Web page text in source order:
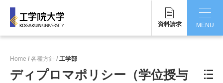
資料請求
MENU
Home 各種方針 工学部
ディプロマポリシー（学位授与